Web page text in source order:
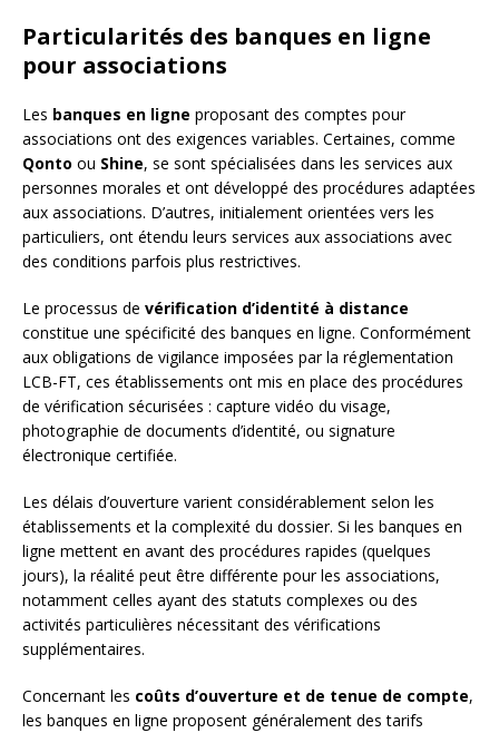
Particularités des banques en ligne
pour associations
Les banques en ligne proposant des comptes pour
associations ont des exigences variables. Certaines, comme
Qonto ou Shine, se sont spécialisées dans les services aux
personnes morales et ont développé des procédures adaptées
aux associations. D’autres, initialement orientées vers les
particuliers, ont étendu leurs services aux associations avec
des conditions parfois plus restrictives.
Le processus de vérification d’identité à distance
constitue une spécificité des banques en ligne. Conformément
aux obligations de vigilance imposées par la réglementation
LCB-FT, ces établissements ont mis en place des procédures
de vérification sécurisées : capture vidéo du visage,
photographie de documents d’identité, ou signature
électronique certifiée.
Les délais d’ouverture varient considérablement selon les
établissements et la complexité du dossier. Si les banques en
ligne mettent en avant des procédures rapides (quelques
jours), la réalité peut être différente pour les associations,
notamment celles ayant des statuts complexes ou des
activités particulières nécessitant des vérifications
supplémentaires.
Concernant les coûts d’ouverture et de tenue de compte,
les banques en ligne proposent généralement des tarifs